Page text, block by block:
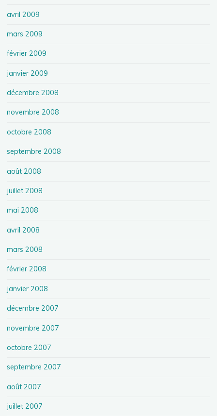
avril 2009
mars 2009
février 2009
janvier 2009
décembre 2008
novembre 2008
octobre 2008
septembre 2008
août 2008
juillet 2008
mai 2008
avril 2008
mars 2008
février 2008
janvier 2008
décembre 2007
novembre 2007
octobre 2007
septembre 2007
août 2007
juillet 2007